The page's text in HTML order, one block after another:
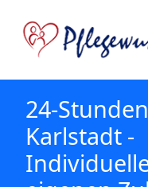
24-
Karlstadt -